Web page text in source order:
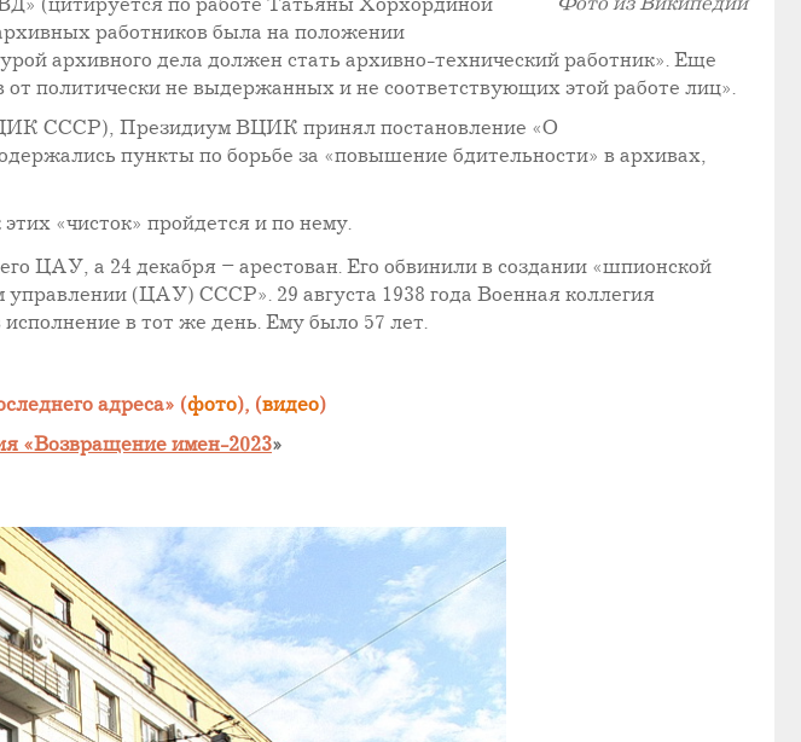
Фото из Википедии
(цитируется по работе Татьяны Хорхординой
работников была на положении
архивного дела должен стать архивно-технический работник». Еще
политически не выдержанных и не соответствующих этой работе лиц».
ЦИК СССР), Президиум ВЦИК принял постановление «О
пункты по борьбе за «повышение бдительности» в архивах,
«чисток» пройдется и по нему.
ЦАУ, а 24 декабря – арестован. Его обвинили в создании «шпионской
(ЦАУ) СССР». 29 августа 1938 года Военная коллегия
в тот же день. Ему было 57 лет.
адреса» (фото), (видео)
«Возвращение имен-2023»